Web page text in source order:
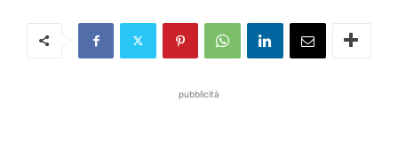
pubblicità